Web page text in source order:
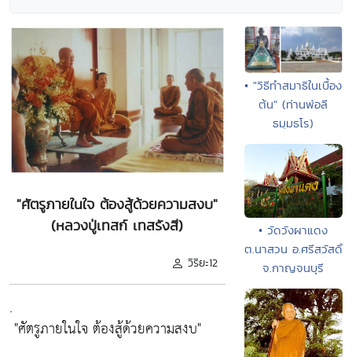
"ศัตรูภายในใจ ต้องสู้ด้วยความสงบ"
(หลวงปู่เทสก์ เทสรังสี)
วิริยะ12
.
"ศัตรูภายในใจ ต้องสู้ด้วยความสงบ"
• "วิธีทำสมาธิในเบื้อง
ต้น" (ท่านพ่อลี
ธมฺมธโร)
• วัดวังผาแดง
ต.นาสวน อ.ศรีสวัสดิ์
จ.กาญจนบุรี